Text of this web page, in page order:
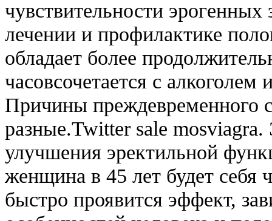
чувствительности
лечении и профилактике
обладает более
часовсочетается с
Причины преждевременного
разные.Twitter sale
улучшения эректильной
женщина в 45 лет будет себя
быстро проявится эффект,